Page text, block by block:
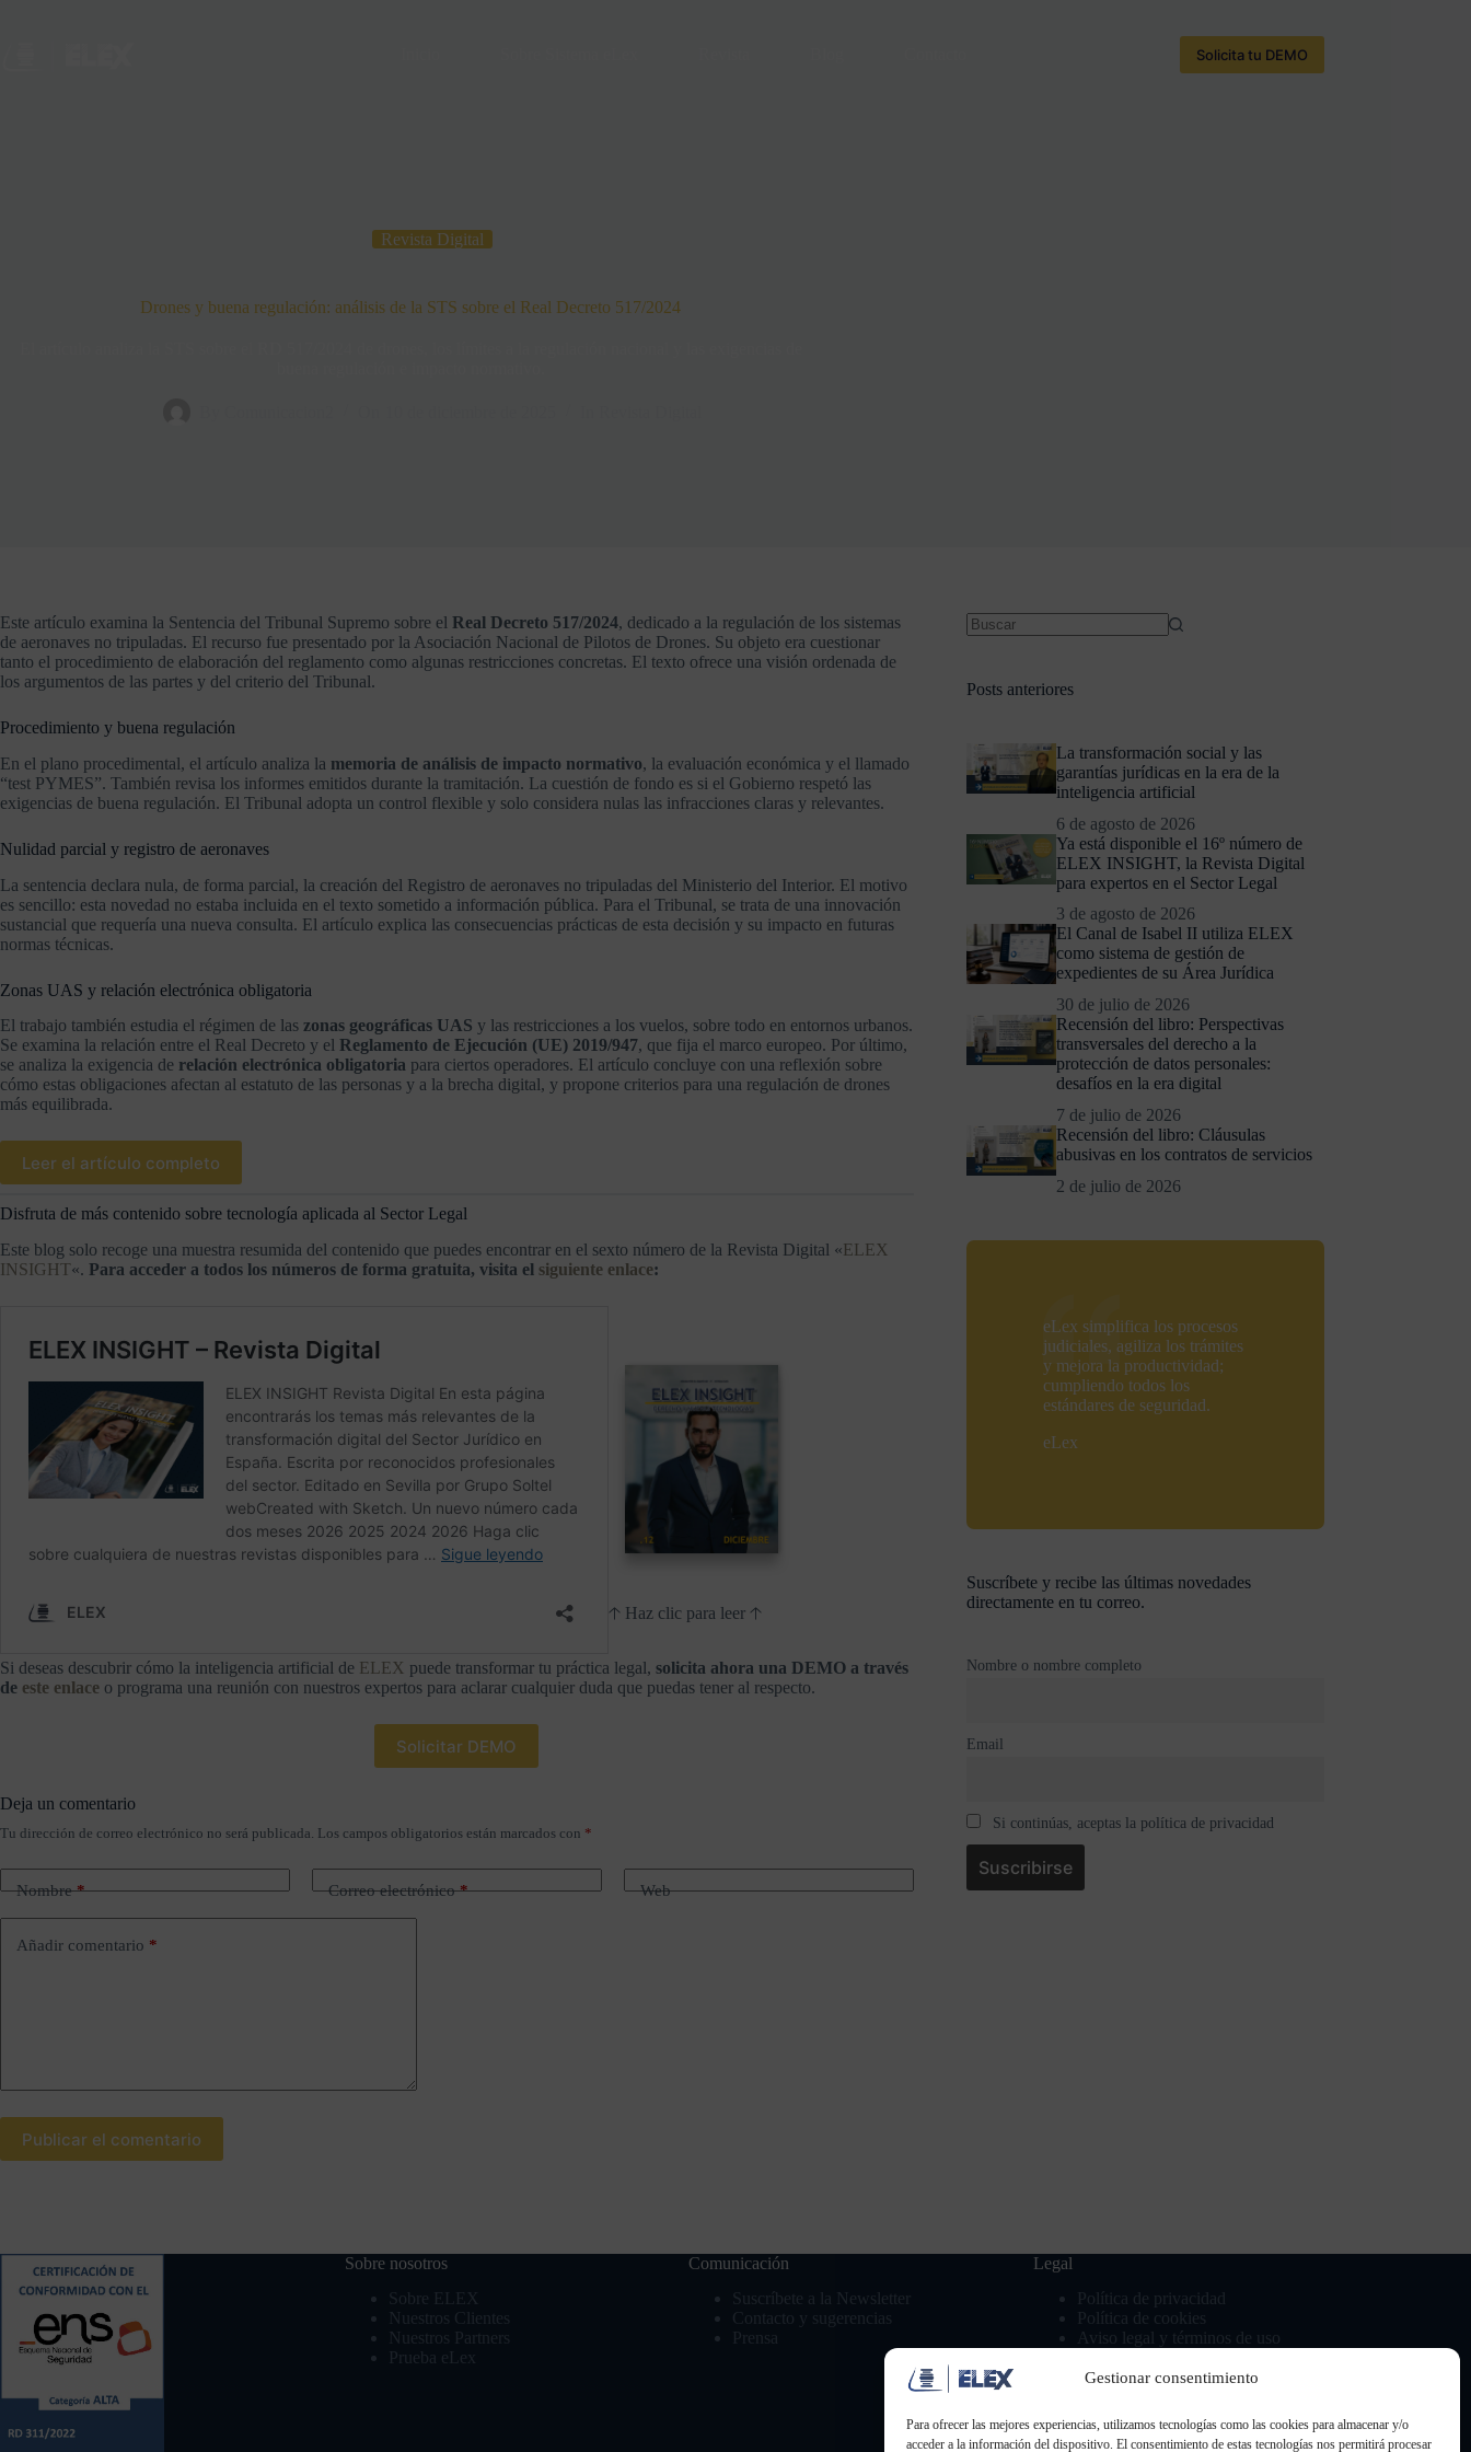
Gestionar consentimiento
Para ofrecer las mejores experiencias, utilizamos tecnologías como las cookies para almacenar y/o
acceder a la información del dispositivo. El consentimiento de estas tecnologías nos permitirá procesar
Solicita tu DEMO
Revista Digital
Drones y buena regulación: análisis de la STS sobre el Real Decreto 517/2024
Este artículo examina la Sentencia del Tribunal Supremo sobre el Real Decreto 517/2024, dedicado a la regulación de los sistemas
de aeronaves no tripuladas. El recurso fue presentado por la Asociación Nacional de Pilotos de Drones. Su objeto era cuestionar
tanto el procedimiento de elaboración del reglamento como algunas restricciones concretas. El texto ofrece una visión ordenada de
los argumentos de las partes y del criterio del Tribunal.
Procedimiento y buena regulación
En el plano procedimental, el artículo analiza la memoria de análisis de impacto normativo, la evaluación económica y el llamado
“test PYMES”. También revisa los informes emitidos durante la tramitación. La cuestión de fondo es si el Gobierno respetó las
exigencias de buena regulación. El Tribunal adopta un control flexible y solo considera nulas las infracciones claras y relevantes.
Nulidad parcial y registro de aeronaves
La sentencia declara nula, de forma parcial, la creación del Registro de aeronaves no tripuladas del Ministerio del Interior. El motivo
es sencillo: esta novedad no estaba incluida en el texto sometido a información pública. Para el Tribunal, se trata de una innovación
sustancial que requería una nueva consulta. El artículo explica las consecuencias prácticas de esta decisión y su impacto en futuras
normas técnicas.
Zonas UAS y relación electrónica obligatoria
El trabajo también estudia el régimen de las zonas geográficas UAS y las restricciones a los vuelos, sobre todo en entornos urbanos.
Se examina la relación entre el Real Decreto y el Reglamento de Ejecución (UE) 2019/947, que fija el marco europeo. Por último,
se analiza la exigencia de relación electrónica obligatoria para ciertos operadores. El artículo concluye con una reflexión sobre
cómo estas obligaciones afectan al estatuto de las personas y a la brecha digital, y propone criterios para una regulación de drones
más equilibrada.
Leer el artículo completo
Disfruta de más contenido sobre tecnología aplicada al Sector Legal
Este blog solo recoge una muestra resumida del contenido que puedes encontrar en el sexto número de la Revista Digital «ELEX
INSIGHT«. Para acceder a todos los números de forma gratuita, visita el siguiente enlace:
🡡 Haz clic para leer 🡡
Si deseas descubrir cómo la inteligencia artificial de ELEX puede transformar tu práctica legal, solicita ahora una DEMO a través
de este enlace o programa una reunión con nuestros expertos para aclarar cualquier duda que puedas tener al respecto.
Solicitar DEMO
Deja un comentario
Tu dirección de correo electrónico no será publicada. Los campos obligatorios están marcados con *
Nombre* Correo electrónico* Web
Añadir comentario *
Publicar el comentario
Posts anteriores
La transformación social y las
garantías jurídicas en la era de la
inteligencia artificial
6 de agosto de 2026
Ya está disponible el 16º número de
ELEX INSIGHT, la Revista Digital
para expertos en el Sector Legal
3 de agosto de 2026
El Canal de Isabel II utiliza ELEX
como sistema de gestión de
expedientes de su Área Jurídica
30 de julio de 2026
Recensión del libro: Perspectivas
transversales del derecho a la
protección de datos personales:
desafíos en la era digital
7 de julio de 2026
Recensión del libro: Cláusulas
abusivas en los contratos de servicios
2 de julio de 2026
eLex simplifica los procesos
judiciales, agiliza los trámites
y mejora la productividad;
cumpliendo todos los
estándares de seguridad.
eLex
Suscríbete y recibe las últimas novedades
directamente en tu correo.
Nombre o nombre completo
Email
Si continúas, aceptas la política de privacidad
Contacto
Sobre nosotros
Sobre ELEX
Nuestros Clientes
Nuestros Partners
Prueba eLex
Comunicación
Suscríbete a la Newsletter
Contacto y sugerencias
Prensa
Legal
Política de privacidad
Política de cookies
Aviso legal y términos de uso